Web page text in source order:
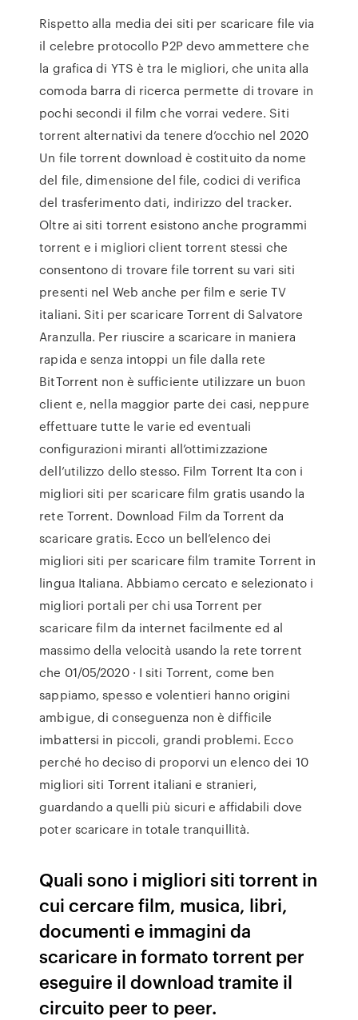
Rispetto alla media dei siti per scaricare file via
il celebre protocollo P2P devo ammettere che
la grafica di YTS è tra le migliori, che unita alla
comoda barra di ricerca permette di trovare in
pochi secondi il film che vorrai vedere. Siti
torrent alternativi da tenere d’occhio nel 2020
Un file torrent download è costituito da nome
del file, dimensione del file, codici di verifica
del trasferimento dati, indirizzo del tracker.
Oltre ai siti torrent esistono anche programmi
torrent e i migliori client torrent stessi che
consentono di trovare file torrent su vari siti
presenti nel Web anche per film e serie TV
italiani. Siti per scaricare Torrent di Salvatore
Aranzulla. Per riuscire a scaricare in maniera
rapida e senza intoppi un file dalla rete
BitTorrent non è sufficiente utilizzare un buon
client e, nella maggior parte dei casi, neppure
effettuare tutte le varie ed eventuali
configurazioni miranti all’ottimizzazione
dell’utilizzo dello stesso. Film Torrent Ita con i
migliori siti per scaricare film gratis usando la
rete Torrent. Download Film da Torrent da
scaricare gratis. Ecco un bell’elenco dei
migliori siti per scaricare film tramite Torrent in
lingua Italiana. Abbiamo cercato e selezionato i
migliori portali per chi usa Torrent per
scaricare film da internet facilmente ed al
massimo della velocità usando la rete torrent
che 01/05/2020 · I siti Torrent, come ben
sappiamo, spesso e volentieri hanno origini
ambigue, di conseguenza non è difficile
imbattersi in piccoli, grandi problemi. Ecco
perché ho deciso di proporvi un elenco dei 10
migliori siti Torrent italiani e stranieri,
guardando a quelli più sicuri e affidabili dove
poter scaricare in totale tranquillità.
Quali sono i migliori siti torrent in
cui cercare film, musica, libri,
documenti e immagini da
scaricare in formato torrent per
eseguire il download tramite il
circuito peer to peer.